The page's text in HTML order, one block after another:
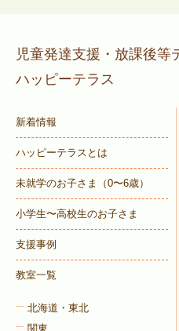
児童発達支援・放課後
ハッピーテラス
新着情報
ハッピーテラスとは
未就学のお子さま （0〜6歳）
小学生〜高校生のお子さま
支援事例
教室一覧
北海道・東北
関東